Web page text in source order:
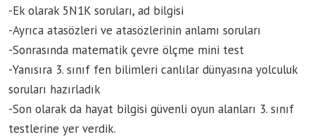
-Ek olarak 5N1K soruları, ad bilgisi
-Ayrıca atasözleri ve atasözlerinin anlamı soruları
-Sonrasında matematik çevre ölçme mini test
-Yanısıra 3. sınıf fen bilimleri canlılar dünyasına yolculuk
soruları hazırladık
-Son olarak da hayat bilgisi güvenli oyun alanları 3. sınıf
testlerine yer verdik.